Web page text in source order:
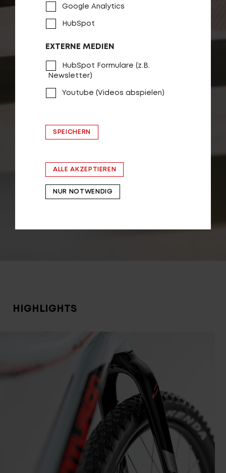
HIGHLIGHTS
Google Analytics
HubSpot
EXTERNE MEDIEN
HubSpot Formulare (z.B.
Newsletter)
Youtube (Videos abspielen)
SPEICHERN
ALLE AKZEPTIEREN
NUR NOTWENDIG